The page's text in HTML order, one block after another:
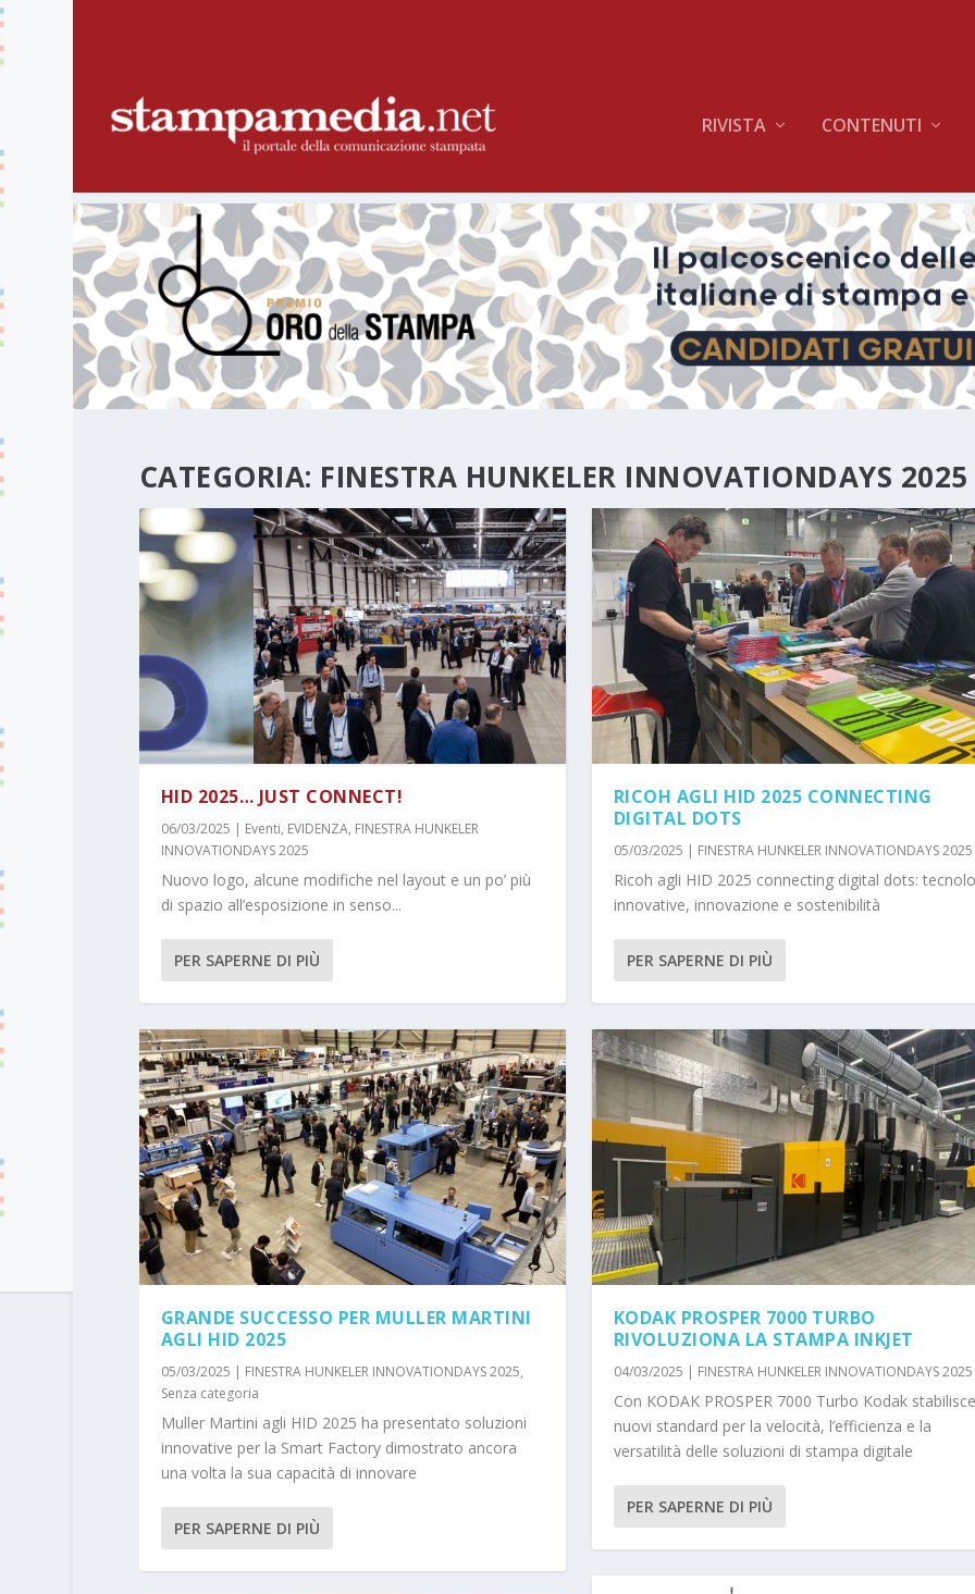
RIVISTA CONTENUTI
CATEGORIA: FINESTRA HUNKELER INNOVATIONDAYS 2025
HID 2025… JUST CONNECT!
06/03/2025 | Eventi, EVIDENZA, FINESTRA HUNKELER
INNOVATIONDAYS 2025
Nuovo logo, alcune modifiche nel layout e un po’ più
di spazio all’esposizione in senso...
PER SAPERNE DI PIÙ
GRANDE SUCCESSO PER MULLER MARTINI
AGLI HID 2025
05/03/2025 | FINESTRA HUNKELER INNOVATIONDAYS 2025,
Senza categoria
Muller Martini agli HID 2025 ha presentato soluzioni
innovative per la Smart Factory dimostrato ancora
una volta la sua capacità di innovare
PER SAPERNE DI PIÙ
RICOH AGLI HID 2025 CONNECTING
DIGITAL DOTS
05/03/2025 | FINESTRA HUNKELER INNOVATIONDAYS 2025
Ricoh agli HID 2025 connecting digital dots:
innovative, innovazione e sostenibilità
PER SAPERNE DI PIÙ
KODAK PROSPER 7000 TURBO
RIVOLUZIONA LA STAMPA INKJET
04/03/2025 | FINESTRA HUNKELER INNOVATIONDAYS 2025
Con KODAK PROSPER 7000 Turbo Kodak stabilisce
nuovi standard per la velocità, l’efficienza e la
versatilità delle soluzioni di stampa digitale
PER SAPERNE DI PIÙ